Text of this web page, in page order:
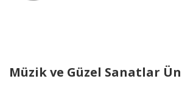
Müzik ve Güzel Sanatlar